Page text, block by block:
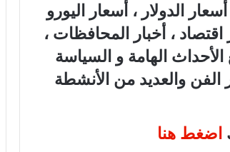
، أسعار الدولار ، أسعار اليورو
اقتصاد ، أخبار المحافظات ،
الأحداث الهامة و السياسة
الفن والعديد من الأنشطة
اضغط هنا